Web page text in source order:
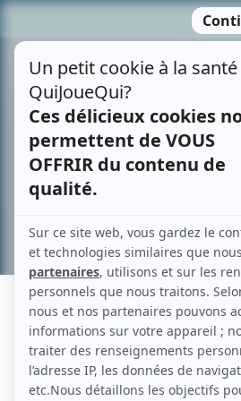
contenu
PETER MITCHELL
Liens
Fiche de Peter Mitchell sur Showbizz.net